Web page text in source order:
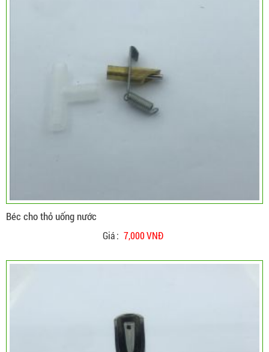
Béc cho thỏ uống nước
Giá : 7,000 VNĐ